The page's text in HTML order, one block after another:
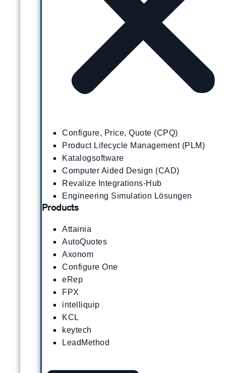
Configure, Price, Quote (CPQ)
Product Lifecycle Management (PLM)
Katalogsoftware
Computer Aided Design (CAD)
Revalize Integrations-Hub
Engineering Simulation Lösungen
Products
Attainia
AutoQuotes
Axonom
Configure One
eRep
FPX
intelliquip
KCL
keytech
LeadMethod